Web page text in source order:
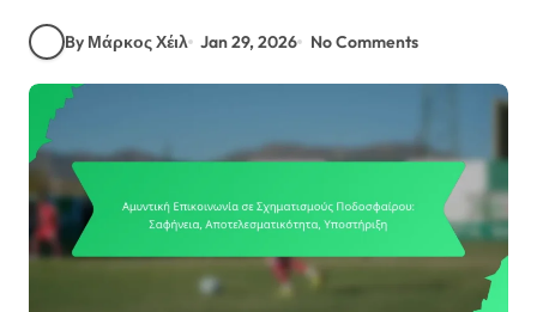
By Μάρκος Χέιλ Jan 29, 2026 No Comments